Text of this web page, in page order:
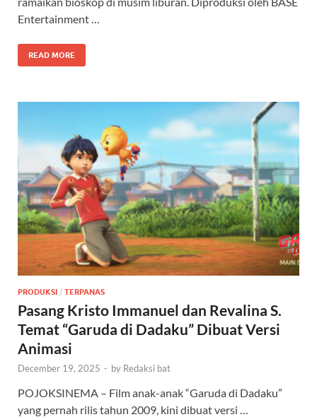
Entertainment …
READ MORE
PRODUKSI / TERPANAS
Pasang Kristo Immanuel dan Revalina S.
Temat “Garuda di Dadaku” Dibuat Versi
Animasi
December 19, 2025 - by Redaksi bat
POJOKSINEMA – Film anak-anak “Garuda di Dadaku”
yang pernah rilis tahun 2009, kini dibuat versi …